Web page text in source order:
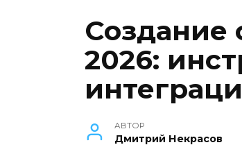
Создание
2026:
АВТОР
Дмитрий Некрасов